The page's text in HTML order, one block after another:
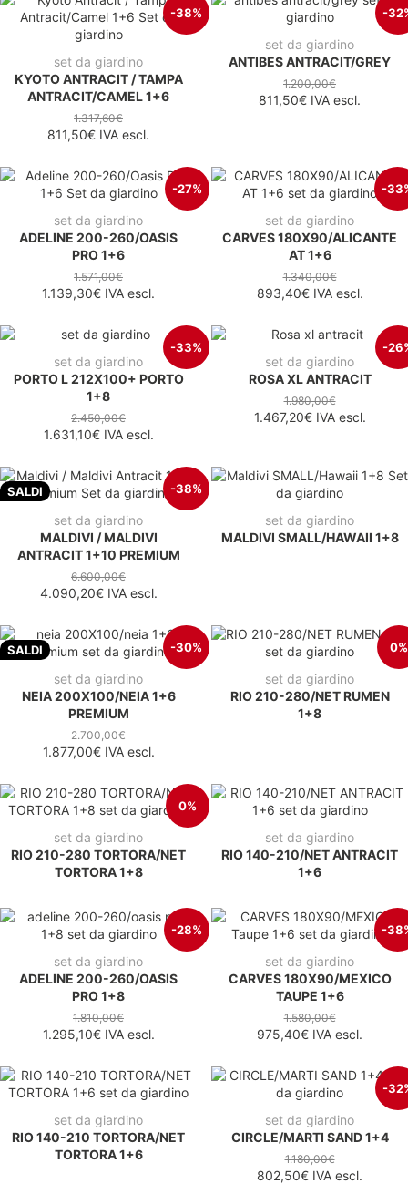
-38%
set da giardino
KYOTO ANTRACIT / TAMPA
ANTRACIT/CAMEL 1+6
1.317,60€
811,50€ IVA escl.
-
set da giardino
ANTIBES ANTRACIT/GREY
1.200,00€
811,50€ IVA escl.
-27%
set da giardino
ADELINE 200-260/OASIS
PRO 1+6
1.571,00€
1.139,30€ IVA escl.
-
set da giardino
CARVES 180X90/ALICANTE
AT 1+6
1.340,00€
893,40€IVA escl.
-33%
set da giardino
PORTO L 212X100+ PORTO
1+8
2.450,00€
1.631,10€IVA escl.
-
set da giardino
ROSA XL ANTRACIT
1.980,00€
1.467,20€IVA escl.
SALDI -38%
set da giardino
MALDIVI / MALDIVI
ANTRACIT 1+10 PREMIUM
6.600,00€
4.090,20€IVA escl.
set da giardino
MALDIVI SMALL/HAWAII 1+8
SALDI -30%
set da giardino
NEIA 200X100/NEIA 1+6
PREMIUM
2.700,00€
1.877,00€IVA escl.
0%
set da giardino
RIO 210-280/NET RUMEN
1+8
0%
set da giardino
RIO 210-280 TORTORA/NET
TORTORA 1+8
set da giardino
RIO 140-210/NET ANTRACIT
1+6
-28%
set da giardino
ADELINE 200-260/OASIS
PRO 1+8
1.810,00€
1.295,10€IVA escl.
-
set da giardino
CARVES 180X90/MEXICO
TAUPE 1+6
1.580,00€
975,40€ IVA escl.
set da giardino
RIO 140-210 TORTORA/NET
TORTORA 1+6
-
set da giardino
CIRCLE/MARTI SAND 1+4
1.180,00€
802,50€ IVA escl.